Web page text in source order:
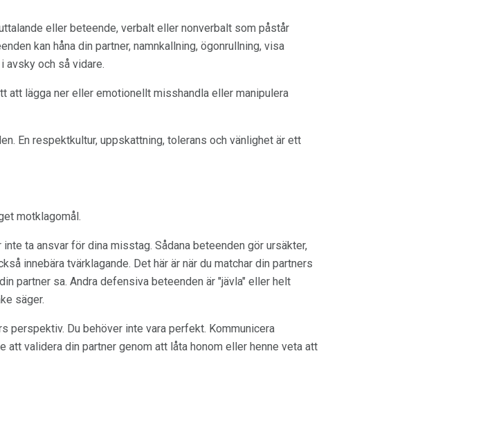
eller beteende, verbalt eller nonverbalt som påstår
kan håna din partner, namnkallning, ögonrullning, visa
avsky och så vidare.
att lägga ner eller emotionellt misshandla eller manipulera
En respektkultur, uppskattning, tolerans och vänlighet är ett
motklagomål.
ta ansvar för dina misstag. Sådana beteenden gör ursäkter,
innebära tvärklagande. Det här är när du matchar din partners
partner sa. Andra defensiva beteenden är "jävla" eller helt
säger.
perspektiv. Du behöver inte vara perfekt. Kommunicera
validera din partner genom att låta honom eller henne veta att